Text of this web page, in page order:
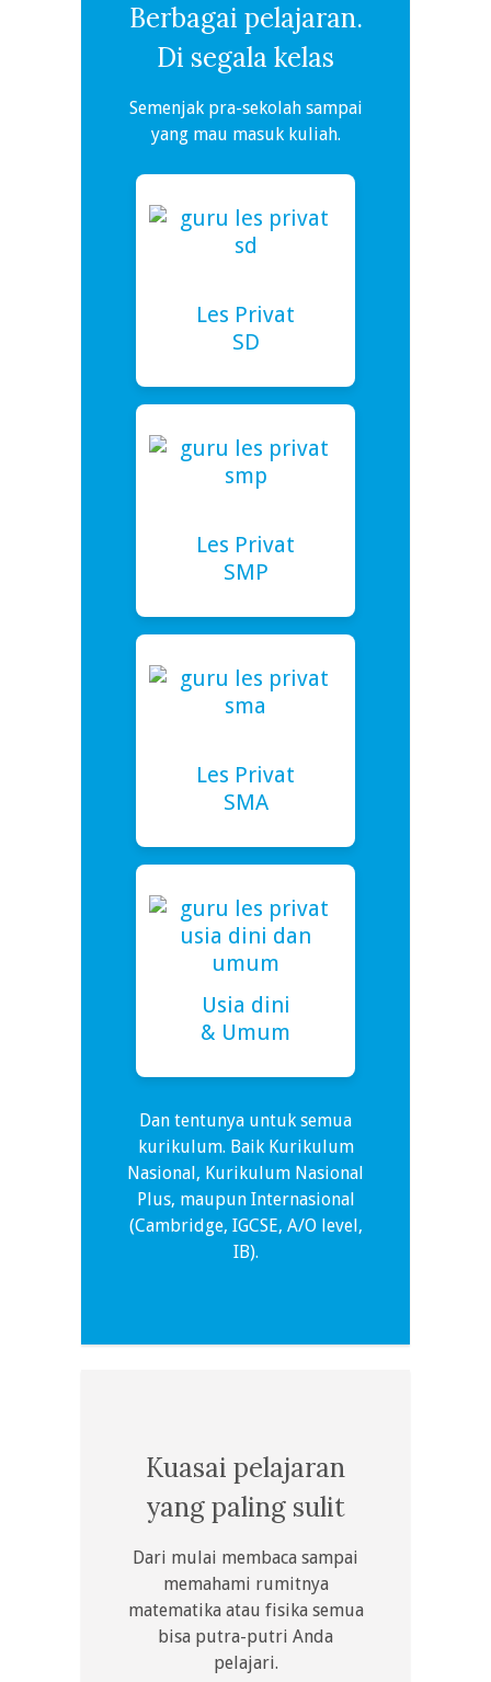
Berbagai pelajaran.
Di segala kelas
Semenjak pra-sekolah sampai
yang mau masuk kuliah.
Les Privat
SD
Les Privat
SMP
Les Privat
SMA
Usia dini
& Umum
Dan tentunya untuk semua
kurikulum. Baik Kurikulum
Nasional, Kurikulum Nasional
Plus, maupun Internasional
(Cambridge, IGCSE, A/O level,
IB).
Kuasai pelajaran
yang paling sulit
Dari mulai membaca sampai
memahami rumitnya
matematika atau fisika semua
bisa putra-putri Anda
pelajari.